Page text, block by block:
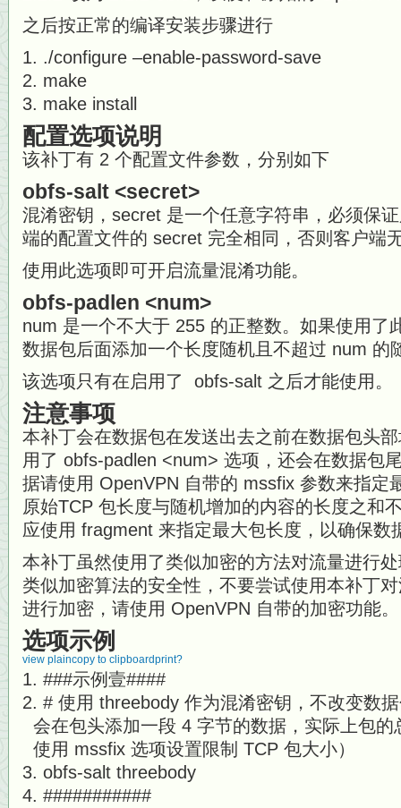
之后按正常的编译安装步骤进行
./configure –enable-password-save
make
make install
配置选项说明
该补丁有 2 个配置文件参数，分别如下
obfs-salt <secret>
混淆密钥，secret 是一个任意字符串，必须保
端的配置文件的 secret 完全相同，否则客户端
使用此选项即可开启流量混淆功能。
obfs-padlen <num>
num 是一个不大于 255 的正整数。如果使用了
数据包后面添加一个长度随机且不超过 num 的
该选项只有在启用了 obfs-salt 之后才能使用。
注意事项
本补丁会在数据包在发送出去之前在数据包头
用了 obfs-padlen <num> 选项，还会在数据包
据请使用 OpenVPN 自带的 mssfix 参数来指定
原始TCP 包长度与随机增加的内容的长度之和
应使用 fragment 来指定最大包长度，以确保数
本补丁虽然使用了类似加密的方法对流量进行
类似加密算法的安全性，不要尝试使用本补丁
进行加密，请使用 OpenVPN 自带的加密功能。
选项示例
view plaincopy to clipboardprint?
###示例壹####
# 使用 threebody 作为混淆密钥，不改变数
会在包头添加一段 4 字节的数据，实际上包
使用 mssfix 选项设置限制 TCP 包大小）
obfs-salt threebody
###########